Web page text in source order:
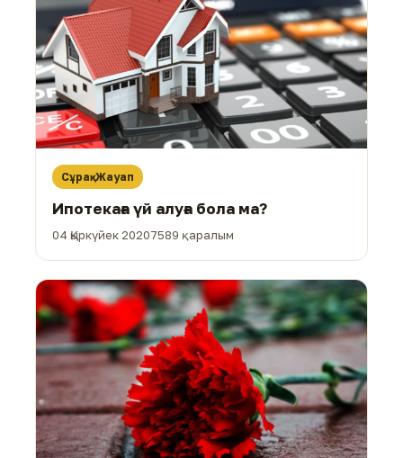
Сұрақ-Жауап
Ипотекаға үй алуға бола ма?
04 Қыркүйек 20207589 қаралым